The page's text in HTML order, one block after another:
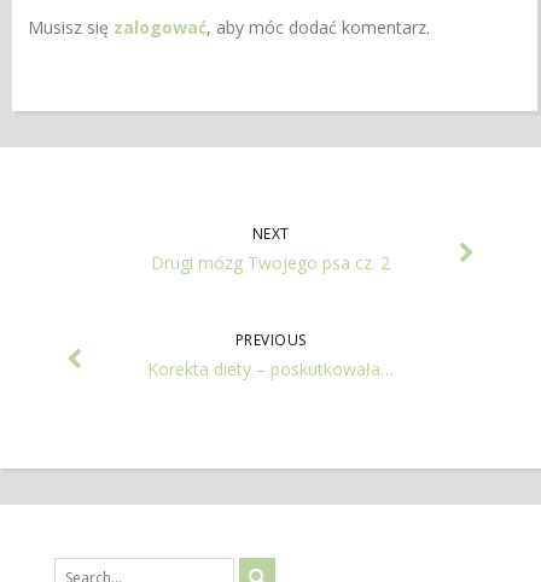
Musisz się zalogować, aby móc dodać komentarz.
NEXT
Drugi mózg Twojego psa cz. 2
PREVIOUS
Korekta diety – poskutkowała…